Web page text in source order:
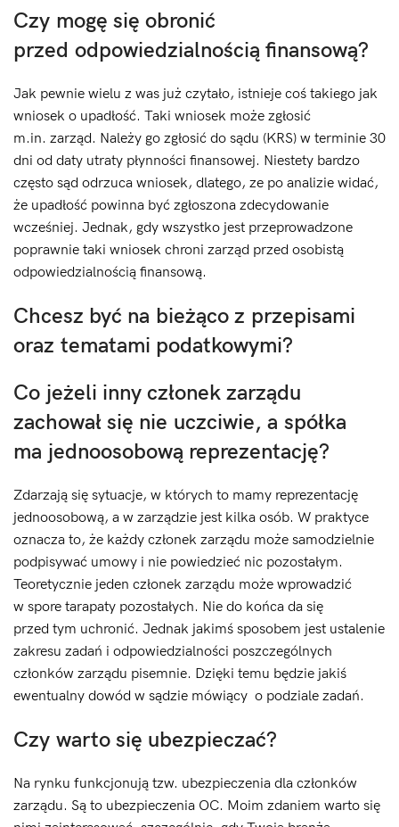
Czy mogę się obronić
przed odpowiedzialnością finansową?
Jak pewnie wielu z was już czytało, istnieje coś takiego jak
wniosek o upadłość. Taki wniosek może zgłosić
m.in. zarząd. Należy go zgłosić do sądu (KRS) w terminie 30
dni od daty utraty płynności finansowej. Niestety bardzo
często sąd odrzuca wniosek, dlatego, ze po analizie widać,
że upadłość powinna być zgłoszona zdecydowanie
wcześniej. Jednak, gdy wszystko jest przeprowadzone
poprawnie taki wniosek chroni zarząd przed osobistą
odpowiedzialnością finansową.
Chcesz być na bieżąco z przepisami
oraz tematami podatkowymi?
Co jeżeli inny członek zarządu
zachował się nie uczciwie, a spółka
ma jednoosobową reprezentację?
Zdarzają się sytuacje, w których to mamy reprezentację
jednoosobową, a w zarządzie jest kilka osób. W praktyce
oznacza to, że każdy członek zarządu może samodzielnie
podpisywać umowy i nie powiedzieć nic pozostałym.
Teoretycznie jeden członek zarządu może wprowadzić
w spore tarapaty pozostałych. Nie do końca da się
przed tym uchronić. Jednak jakimś sposobem jest ustalenie
zakresu zadań i odpowiedzialności poszczególnych
członków zarządu pisemnie. Dzięki temu będzie jakiś
ewentualny dowód w sądzie mówiący o podziale zadań.
Czy warto się ubezpieczać?
Na rynku funkcjonują tzw. ubezpieczenia dla członków
zarządu. Są to ubezpieczenia OC. Moim zdaniem warto się